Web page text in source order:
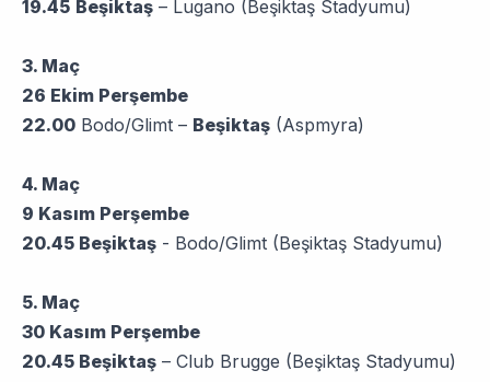
19.45 Beşiktaş – Lugano (Beşiktaş Stadyumu)
3. Maç
26 Ekim Perşembe
22.00 Bodo/Glimt – Beşiktaş (Aspmyra)
4. Maç
9 Kasım Perşembe
20.45 Beşiktaş - Bodo/Glimt (Beşiktaş Stadyumu)
5. Maç
30 Kasım Perşembe
20.45 Beşiktaş – Club Brugge (Beşiktaş Stadyumu)